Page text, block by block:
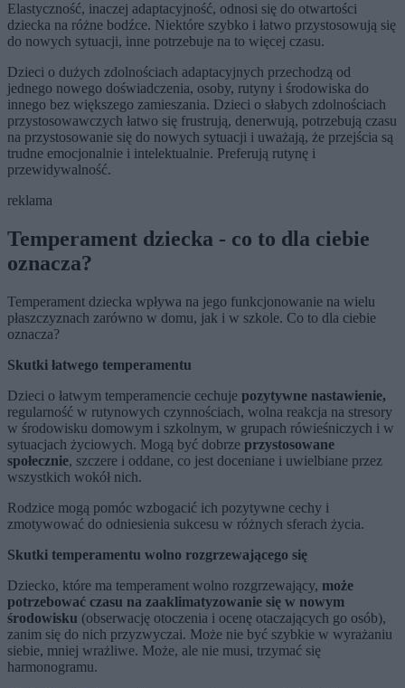
Elastyczność, inaczej adaptacyjność, odnosi się do otwartości
dziecka na różne bodźce. Niektóre szybko i łatwo przystosowują się
do nowych sytuacji, inne potrzebuje na to więcej czasu.
Dzieci o dużych zdolnościach adaptacyjnych przechodzą od
jednego nowego doświadczenia, osoby, rutyny i środowiska do
innego bez większego zamieszania. Dzieci o słabych zdolnościach
przystosowawczych łatwo się frustrują, denerwują, potrzebują czasu
na przystosowanie się do nowych sytuacji i uważają, że przejścia są
trudne emocjonalnie i intelektualnie. Preferują rutynę i
przewidywalność.
reklama
Temperament dziecka - co to dla ciebie
oznacza?
Temperament dziecka wpływa na jego funkcjonowanie na wielu
płaszczyznach zarówno w domu, jak i w szkole. Co to dla ciebie
oznacza?
Skutki łatwego temperamentu
Dzieci o łatwym temperamencie cechuje pozytywne nastawienie,
regularność w rutynowych czynnościach, wolna reakcja na stresory
w środowisku domowym i szkolnym, w grupach rówieśniczych i w
sytuacjach życiowych. Mogą być dobrze przystosowane
społecznie, szczere i oddane, co jest doceniane i uwielbiane przez
wszystkich wokół nich.
Rodzice mogą pomóc wzbogacić ich pozytywne cechy i
zmotywować do odniesienia sukcesu w różnych sferach życia.
Skutki temperamentu wolno rozgrzewającego się
Dziecko, które ma temperament wolno rozgrzewający, może
potrzebować czasu na zaaklimatyzowanie się w nowym
środowisku (obserwację otoczenia i ocenę otaczających go osób),
zanim się do nich przyzwyczai. Może nie być szybkie w wyrażaniu
siebie, mniej wrażliwe. Może, ale nie musi, trzymać się
harmonogramu.